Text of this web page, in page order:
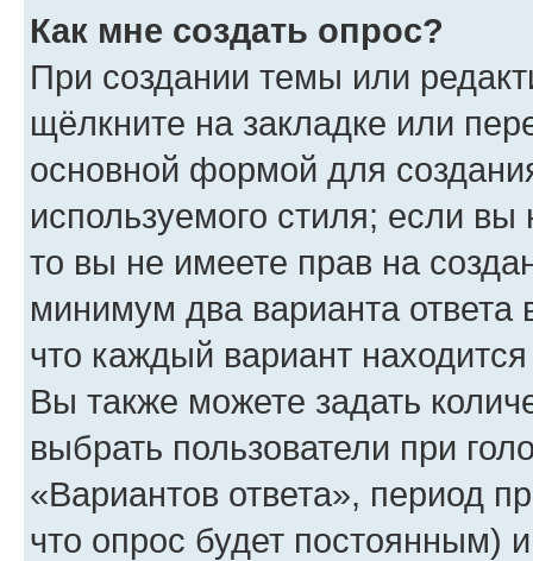
Как мне создать опрос?
При создании темы или
щёлкните на закладке или
основной формой для
используемого стиля; если
то вы не имеете прав на
минимум два варианта
что каждый вариант
Вы также можете задать
выбрать пользователи при
«Вариантов ответа», период
что опрос будет постоянным)